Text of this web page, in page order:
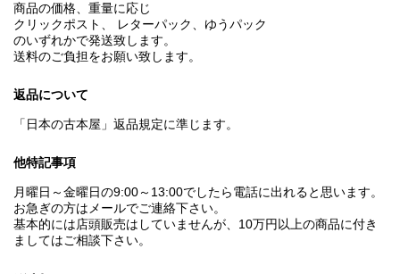
商品の価格、重量に応じ
クリックポスト、 レターパック、ゆうパック
のいずれかで発送致します。
送料のご負担をお願い致します。
返品について
「日本の古本屋」返品規定に準じます。
他特記事項
月曜日～金曜日の9:00～13:00でしたら電話に出れると思います。
お急ぎの方はメールでご連絡下さい。
基本的には店頭販売はしていませんが、10万円以上の商品に付き
ましてはご相談下さい。